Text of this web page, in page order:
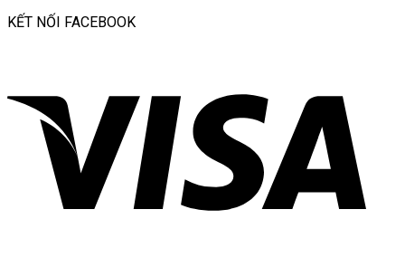
KẾT NỐI FACEBOOK